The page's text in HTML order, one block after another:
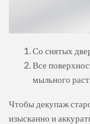
Со снятых
Все
мыльного
Чтобы декупаж
изысканно и